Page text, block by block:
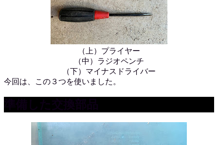
（上）プライヤー
（中）ラジオペンチ
（下）マイナスドライバー
今回は、この３つを使いました。